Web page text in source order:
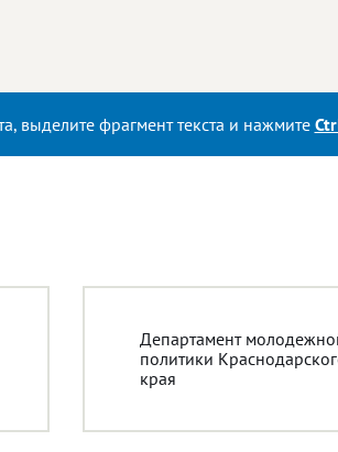
выделите фрагмент текста и нажмите
Департамент
политики
края